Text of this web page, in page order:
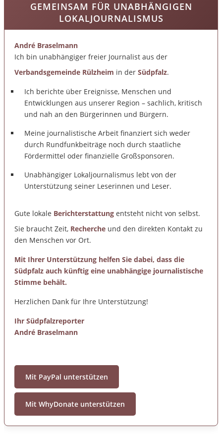
GEMEINSAM FÜR UNABHÄNGIGEN
LOKALJOURNALISMUS
André Braselmann
Ich bin unabhängiger freier Journalist aus der
Verbandsgemeinde Rülzheim in der Südpfalz.
Ich berichte über Ereignisse, Menschen und
Entwicklungen aus unserer Region – sachlich, kritisch
und nah an den Bürgerinnen und Bürgern.
Meine journalistische Arbeit finanziert sich weder
durch Rundfunkbeiträge noch durch staatliche
Fördermittel oder finanzielle Großsponsoren.
Unabhängiger Lokaljournalismus lebt von der
Unterstützung seiner Leserinnen und Leser.
Gute lokale Berichterstattung entsteht nicht von selbst.
Sie braucht Zeit, Recherche und den direkten Kontakt zu
den Menschen vor Ort.
Mit Ihrer Unterstützung helfen Sie dabei, dass die
Südpfalz auch künftig eine unabhängige journalistische
Stimme behält.
Herzlichen Dank für Ihre Unterstützung!
Ihr Südpfalzreporter
André Braselmann
Mit PayPal unterstützen
Mit WhyDonate unterstützen